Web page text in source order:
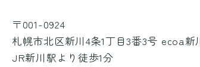
〒001-0924
札幌市北区新川4条1丁目3番3号 ecoa
JR新川駅より徒歩1分